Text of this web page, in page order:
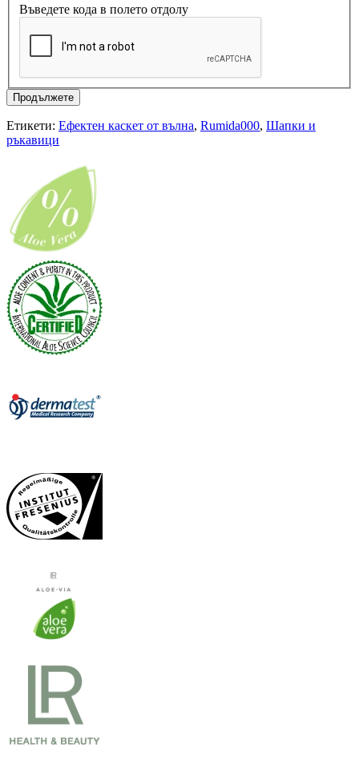
Въведете кода в полето отдолу
Продължете
Етикети: Ефектен каскет от вълна, Rumida000, Шапки и
ръкавици